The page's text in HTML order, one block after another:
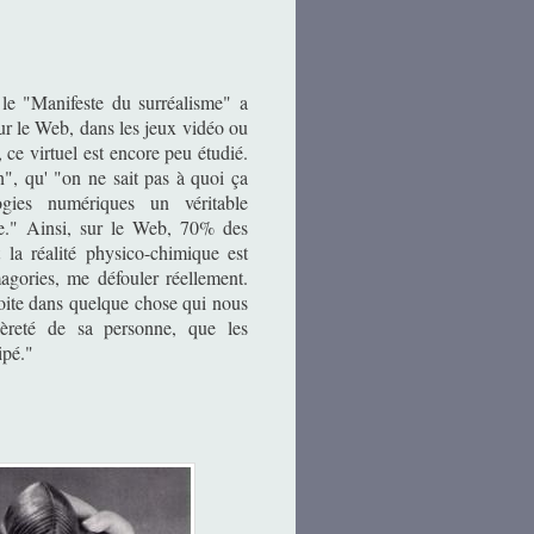
"Manifeste du surréalisme" a
le Web, dans les jeux vidéo ou
virtuel est encore peu étudié.
qu' "on ne sait pas à quoi ça
numériques un véritable
Ainsi, sur le Web, 70% des
réalité physico-chimique est
me défouler réellement.
dans quelque chose qui nous
de sa personne, que les